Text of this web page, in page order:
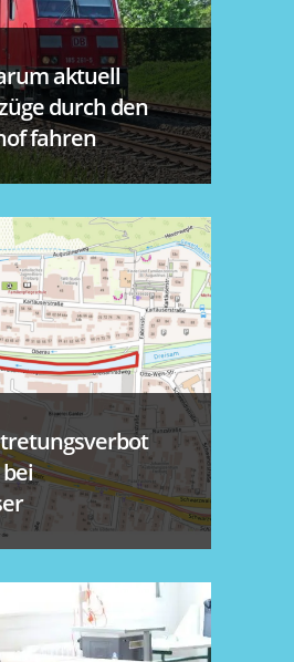
aktuell
durch den
fahren